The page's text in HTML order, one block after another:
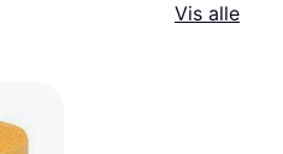
Vis alle